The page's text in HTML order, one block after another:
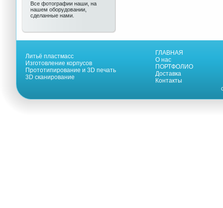
Все фотографии наши, на
нашем оборудовании,
сделанные нами.
Литьё пластмасс
Изготовление корпусов
Прототипирование и 3D печать
3D сканирование
ГЛАВНАЯ
О нас
ПОРТФОЛИО
Доставка
Контакты